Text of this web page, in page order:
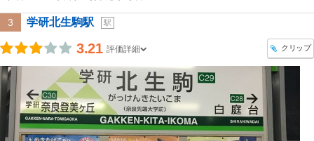
3 学研北生駒駅 駅
3.21 評価詳細 クリップ